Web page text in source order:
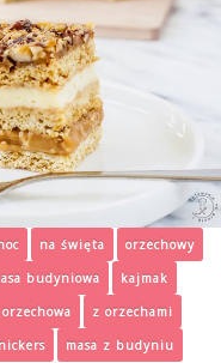
na święta
orzechowy
budyniowa
kajmak
orzechowa
z orzechami
masa z budyniu